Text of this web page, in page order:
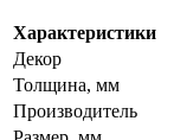
Характеристики
Декор
Толщина, мм
Производитель